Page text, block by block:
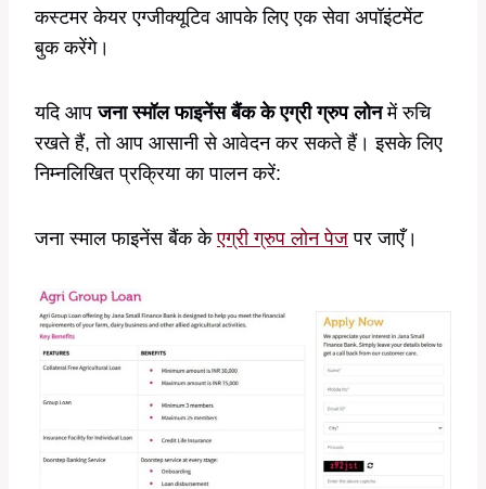
कस्टमर केयर एग्जीक्यूटिव आपके लिए एक सेवा अपॉइंटमेंट
बुक करेंगे।
यदि आपजना स्मॉल फाइनेंस बैंक के एग्री ग्रुप लोनमें रुचि
रखते हैं, तो आप आसानी से आवेदन कर सकते हैं। इसके लिए
निम्नलिखित प्रक्रिया का पालन करें:
जना स्माल फाइनेंस बैंक केएग्री ग्रुप लोन पेज पर जाएँ।